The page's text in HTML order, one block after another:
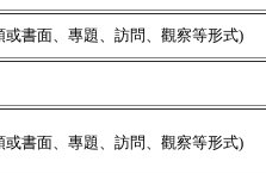
書面、專題、訪問、觀察等形式)
書面、專題、訪問、觀察等形式)